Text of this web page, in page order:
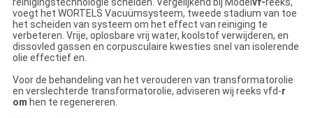
reinigingstechnologie scheiden. Vergelijkend bij Model vf-reeks,
voegt het WORTELS Vacuümsysteem, tweede stadium van toe
het scheiden van systeem om het effect van reiniging te
verbeteren. Vrije, oplosbare vrij water, koolstof verwijderen, en
dissovled gassen en corpusculaire kwesties snel van isolerende
olie effectief en.
Voor de behandeling van het verouderen van transformatorolie
en verslechterde transformatorolie, adviseren wij reeks vfd-r
om hen te regenereren.